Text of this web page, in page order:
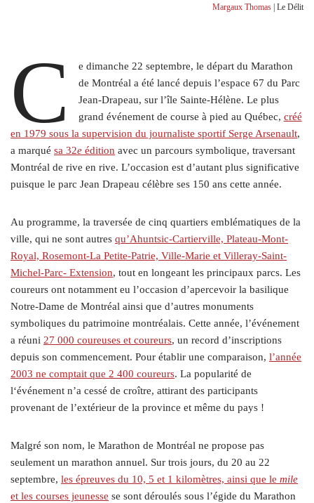
Margaux Thomas | Le Délit
C
e dimanche 22 septembre, le départ du Marathon
de Montréal a été lancé depuis l’espace 67 du Parc
Jean-Drapeau, sur l’île Sainte-Hélène. Le plus
grand événement de course à pied au Québec, créé
en 1979 sous la supervision du journaliste sportif Serge Arsenault,
a marqué sa 32e édition avec un parcours symbolique, traversant
Montréal de rive en rive. L’occasion est d’autant plus significative
puisque le parc Jean Drapeau célèbre ses 150 ans cette année.
Au programme, la traversée de cinq quartiers emblématiques de la
ville, qui ne sont autres qu’Ahuntsic-Cartierville, Plateau-Mont-
Royal, Rosemont-La Petite-Patrie, Ville-Marie et Villeray-Saint-
Michel-Parc- Extension, tout en longeant les principaux parcs. Les
coureurs ont notamment eu l’occasion d’apercevoir la basilique
Notre-Dame de Montréal ainsi que d’autres monuments
symboliques du patrimoine montréalais. Cette année, l’événement
a réuni 27 000 coureuses et coureurs, un record d’inscriptions
depuis son commencement. Pour établir une comparaison, l’année
2003 ne comptait que 2 400 coureurs. La popularité de
l‘événement n’a cessé de croître, attirant des participants
provenant de l’extérieur de la province et même du pays !
Malgré son nom, le Marathon de Montréal ne propose pas
seulement un marathon annuel. Sur trois jours, du 20 au 22
septembre, les épreuves du 10, 5 et 1 kilomètres, ainsi que le mile
et les courses jeunesse se sont déroulés sous l’égide du Marathon